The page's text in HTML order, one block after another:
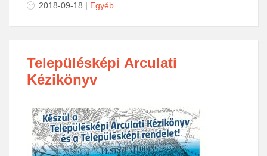
2018-09-18 | Egyéb
Településképi Arculati
Kézikönyv